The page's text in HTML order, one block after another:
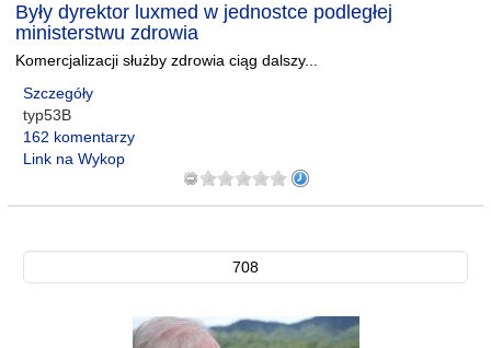
Były dyrektor luxmed w jednostce podległej
ministerstwu zdrowia
Komercjalizacji służby zdrowia ciąg dalszy...
Szczegóły
typ53B
162 komentarzy
Link na Wykop
708